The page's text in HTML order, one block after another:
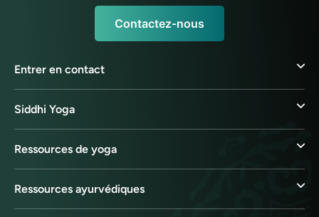
Contactez-nous
Entrer en contact
Siddhi Yoga
Ressources de yoga
Ressources ayurvédiques